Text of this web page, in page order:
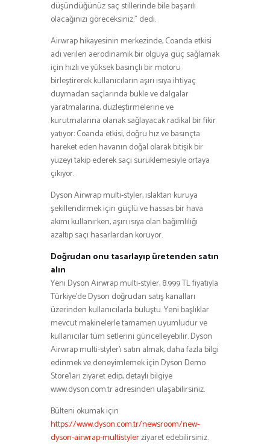
düşündüğünüz saç stillerinde bile başarılı
olacağınızı göreceksiniz.” dedi.
Airwrap hikayesinin merkezinde, Coanda etkisi
adı verilen aerodinamik bir olguya güç sağlamak
için hızlı ve yüksek basınçlı bir motoru
birleştirerek kullanıcıların aşırı ısıya ihtiyaç
duymadan saçlarında bukle ve dalgalar
yaratmalarına, düzleştirmelerine ve
kurutmalarına olanak sağlayacak radikal bir fikir
yatıyor: Coanda etkisi, doğru hız ve basınçta
hareket eden havanın doğal olarak bitişik bir
yüzeyi takip ederek saçı sürüklemesiyle ortaya
çıkıyor.
Dyson Airwrap multi-styler, ıslaktan kuruya
şekillendirmek için güçlü ve hassas bir hava
akımı kullanırken, aşırı ısıya olan bağımlılığı
azaltıp saçı hasarlardan koruyor.
Doğrudan onu tasarlayıp üretenden satın
alın
Yeni Dyson Airwrap multi-styler, 8.999 TL fiyatıyla
Türkiye’de Dyson doğrudan satış kanalları
üzerinden kullanıcılarla buluştu. Yeni başlıklar
mevcut makinelerle tamamen uyumludur ve
kullanıcılar tüm setlerini güncelleyebilir. Dyson
Airwrap multi-styler’ı satın almak, daha fazla bilgi
edinmek ve deneyimlemek için Dyson Demo
Store’ları ziyaret edip, detaylı bilgiye
www.dyson.com.tr adresinden ulaşabilirsiniz.
Bülteni okumak için
https://www.dyson.com.tr/newsroom/new-
dyson-airwrap-multistylerziyaret edebilirsiniz.